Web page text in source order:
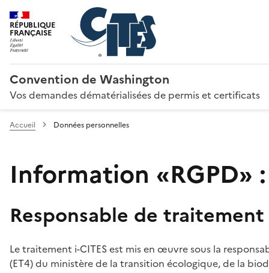
RÉPUBLIQUE
FRANÇAISE
Convention de Washington
Vos demandes dématérialisées de permis et certificats
Accueil Données personnelles
Information «RGPD»
Responsable de traitement
Le traitement i-CITES est mis en œuvre sous la
(ET4) du ministère de la transition écologique, de la